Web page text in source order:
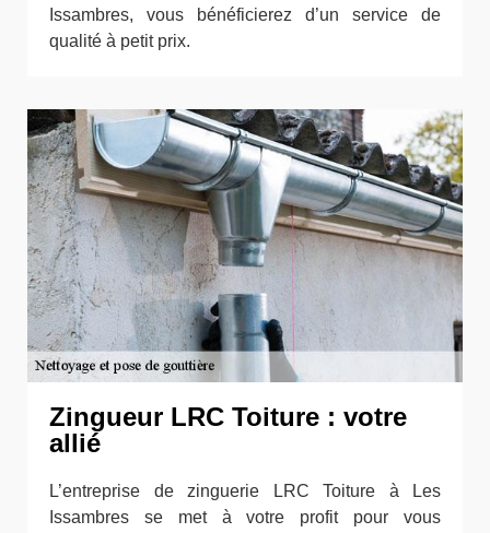
Issambres, vous bénéficierez d’un service de
qualité à petit prix.
Zingueur LRC Toiture : votre
allié
L’entreprise de zinguerie LRC Toiture à Les
Issambres se met à votre profit pour vous